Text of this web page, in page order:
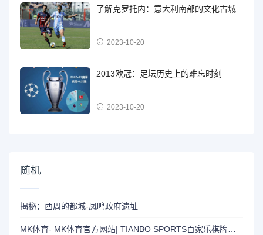
了解克罗托内：意大利南部的文化古城
2023-10-20
2013欧冠：足坛历史上的难忘时刻
2023-10-20
随机
揭秘：西周的都城-凤鸣政府遗址
MK体育- MK体育官方网站| TIANBO SPORTS百家乐棋牌返水最高平台